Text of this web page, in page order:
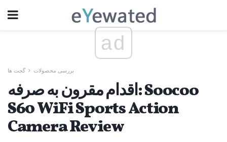
ad
بررسی محصولات گجت ها
اقدام مقرون به صرفه: Soocoo
S60 WiFi Sports Action
Camera Review